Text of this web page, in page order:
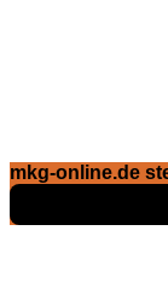
mkg-online.de